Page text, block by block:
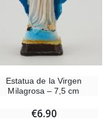
Estatua de la Virgen
Milagrosa – 7,5 cm
€6.90